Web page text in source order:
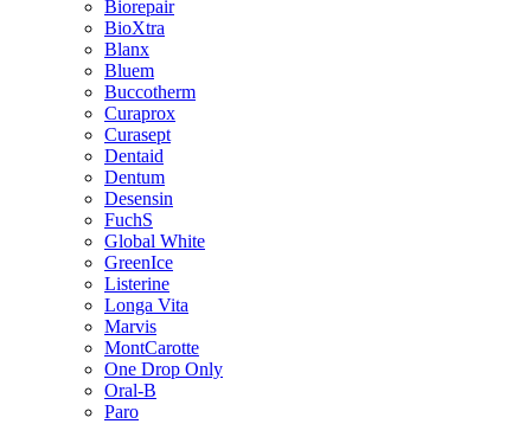
Biorepair
BioXtra
Blanx
Bluem
Buccotherm
Curaprox
Curasept
Dentaid
Dentum
Desensin
FuchS
Global White
GreenIce
Listerine
Longa Vita
Marvis
MontCarotte
One Drop Only
Oral-B
Paro